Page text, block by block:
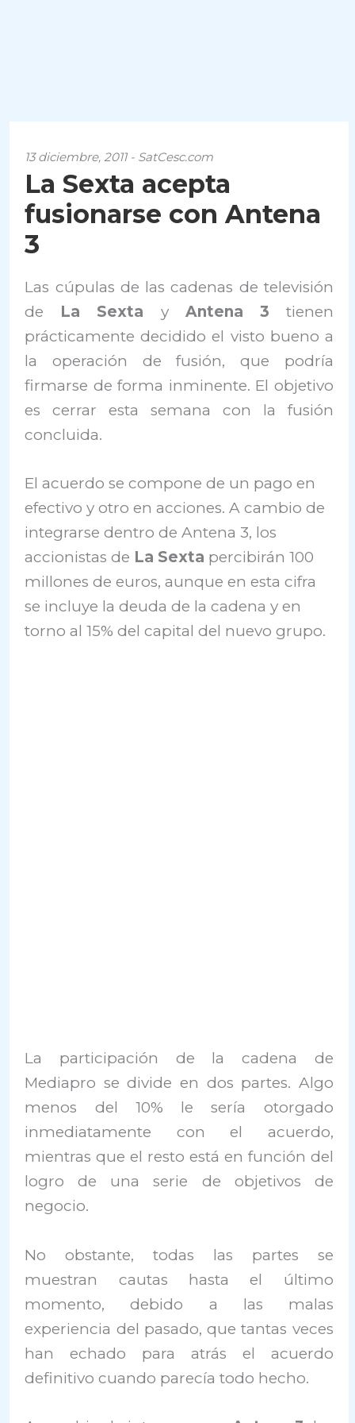
13 diciembre, 2011 - SatCesc.com
La Sexta acepta
fusionarse con Antena
3
Las cúpulas de las cadenas de televisión
de La Sexta y Antena 3 tienen
prácticamente decidido el visto bueno a
la operación de fusión, que podría
firmarse de forma inminente. El objetivo
es cerrar esta semana con la fusión
concluida.
El acuerdo se compone de un pago en
efectivo y otro en acciones. A cambio de
integrarse dentro de Antena 3, los
accionistas de La Sexta percibirán 100
millones de euros, aunque en esta cifra
se incluye la deuda de la cadena y en
torno al 15% del capital del nuevo grupo.
La participación de la cadena de
Mediapro se divide en dos partes. Algo
menos del 10% le sería otorgado
inmediatamente con el acuerdo,
mientras que el resto está en función del
logro de una serie de objetivos de
negocio.
No obstante, todas las partes se
muestran cautas hasta el último
momento, debido a las malas
experiencia del pasado, que tantas veces
han echado para atrás el acuerdo
definitivo cuando parecía todo hecho.